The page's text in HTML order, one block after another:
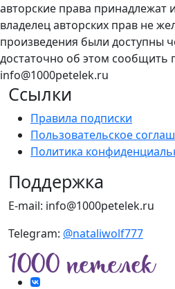
авторские права принадлежат
владелец авторских прав не
произведения были доступны
достаточно об этом сообщить
info@1000petelek.ru
Ссылки
Правила подписки
Пользовательское
Политика
Поддержка
E-mail: info@1000petelek.ru
Telegram: @nataliwolf777